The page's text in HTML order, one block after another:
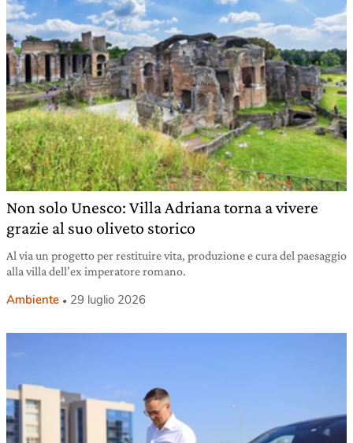
Non solo Unesco: Villa Adriana torna a vivere
grazie al suo oliveto storico
Al via un progetto per restituire vita, produzione e cura del paesaggio
alla villa dell’ex imperatore romano.
Ambiente 29 luglio 2026